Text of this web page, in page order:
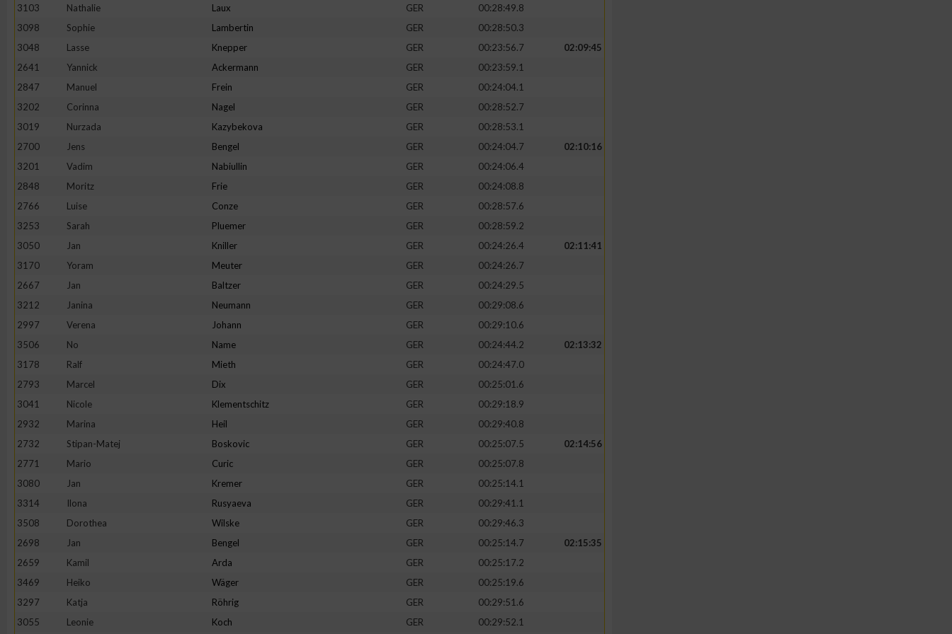
3103
Nathalie Laux GER
00:28:49.8
3098
Sophie Lambertin GER
00:28:50.3
3048
Lasse Knepper GER 00:23:56.7
02:09:45
2641
Yannick Ackermann GER
00:23:59.1
2847
Manuel Frein GER
00:24:04.1
3202
Corinna Nagel GER
00:28:52.7
3019
Nurzada Kazybekova GER
00:28:53.1
2700
Jens Bengel GER 00:24:04.7
02:10:16
3201
Vadim Nabiullin GER
00:24:06.4
2848
Moritz Frie GER
00:24:08.8
2766
Luise Conze GER
00:28:57.6
3253
Sarah Pluemer GER
00:28:59.2
3050
Jan Kniller GER 00:24:26.4
02:11:41
3170
Yoram Meuter GER
00:24:26.7
2667
Jan Baltzer GER
00:24:29.5
3212
Janina Neumann GER
00:29:08.6
2997
Verena Johann GER
00:29:10.6
3506
No Name GER 00:24:44.2
02:13:32
3178
Ralf Mieth GER
00:24:47.0
2793
Marcel Dix GER
00:25:01.6
3041
Nicole Klementschitz GER
00:29:18.9
2932
Marina Heil GER
00:29:40.8
2732
Stipan-Matej Boskovic GER 00:25:07.5
02:14:56
2771
Mario Curic GER
00:25:07.8
3080
Jan Kremer GER
00:25:14.1
3314
Ilona Rusyaeva GER
00:29:41.1
3508
Dorothea Wilske GER
00:29:46.3
2698
Jan Bengel GER 00:25:14.7
02:15:35
2659
Kamil Arda GER
00:25:17.2
3469
Heiko Wäger GER
00:25:19.6
3297
Katja Röhrig GER
00:29:51.6
3055
Leonie Koch GER 00:29:52.1
Erstellung von Profilen zur Personalisierung von Inhalten
Verwendung von Profilen zur Auswahl personalisierter Inhalte
verschiedenen Quellen
Entwicklung und Verbesserung der Angebote
Verwendung reduzierter Daten zur Auswahl von Inhalten
IAB-Besonderheiten:
Verwendung genauer Standortdaten
Nicht-IAB-Verarbeitungszwecke:
Performance
Funktional
Werbung